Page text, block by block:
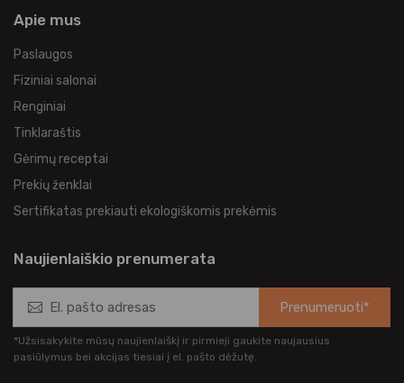
Apie mus
Paslaugos
Fiziniai salonai
Renginiai
Tinklaraštis
Gėrimų receptai
Prekių ženklai
Sertifikatas prekiauti ekologiškomis prekėmis
Naujienlaiškio prenumerata
Prenumeruoti*
*Užsisakykite mūsų naujienlaiškį ir pirmieji gaukite naujausius
pasiūlymus bei akcijas tiesiai į el. pašto dėžutę.